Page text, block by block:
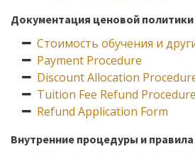
Документация ценовой политики
Стоимость обучения и
Payment Procedure
Discount Allocation
Tuition Fee Refund Procedure
Refund Application Form
Внутренние процедуры и